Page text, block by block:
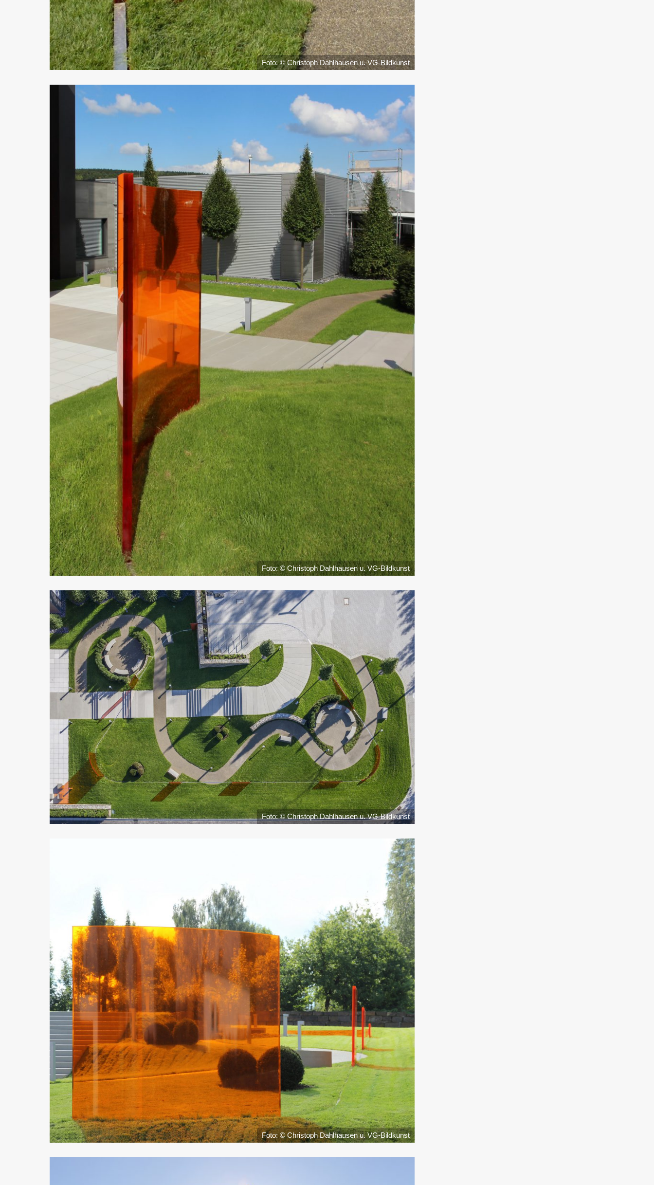
Foto: © Christoph Dahlhausen u. VG-Bildkunst
Foto: © Christoph Dahlhausen u. VG-Bildkunst
Foto: © Christoph Dahlhausen u. VG-Bildkunst
Foto: © Christoph Dahlhausen u. VG-Bildkunst